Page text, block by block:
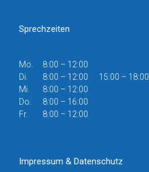
Sprechzeiten
Mo.
8:00 – 12:00
Di.
8:00 – 12:00 15:00 – 18:00
Mi.
8:00 – 12:00
Do.
8:00 – 16:00
Fr.
8:00 – 12:00
Impressum & Datenschutz